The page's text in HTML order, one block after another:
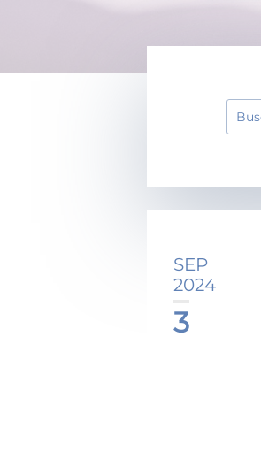
SEP
2024
3